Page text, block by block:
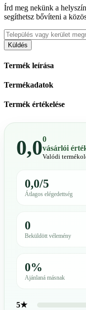
Írd meg nekünk a
segíthetsz bővíteni a
Küldés
Termék leírása
Termékadatok
Termék értékelése
0,00
vásárlói
Valódi
0,0/5
Átlagos elégedettség
0
Beküldött vélemény
0%
Ajánlaná másnak
5★